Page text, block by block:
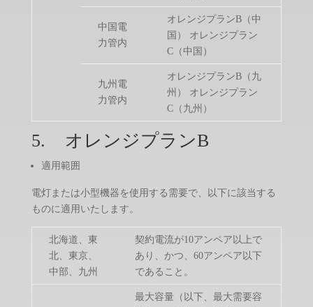
中国電
力管内
オレンジプランB（中
国） オレンジプラン
C（中国）
九州電
力管内
オレンジプランB（九
州） オレンジプラン
C（九州）
5. オレンジプランB
適用範囲
電灯または小型機器を使用する需要で、以下に該当する
ものに適用いたします。
北海道、東
北、東京、
中部、九州
契約電流が10アンペア以上で
あり、かつ、60アンペア以下
であること。
最大容量（以下、最大需要容